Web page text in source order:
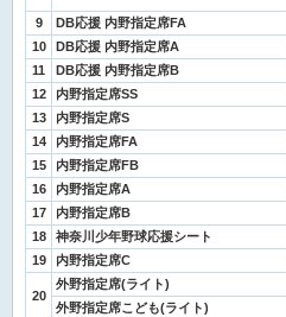
9
DB応援 内野指定席FA
10
DB応援 内野指定席A
11
DB応援 内野指定席B
12
内野指定席SS
13
内野指定席S
14
内野指定席FA
15
内野指定席FB
16
内野指定席A
17
内野指定席B
18
神奈川少年野球応援シート
19
内野指定席C
20
外野指定席(ライト)
外野指定席こども(ライト)